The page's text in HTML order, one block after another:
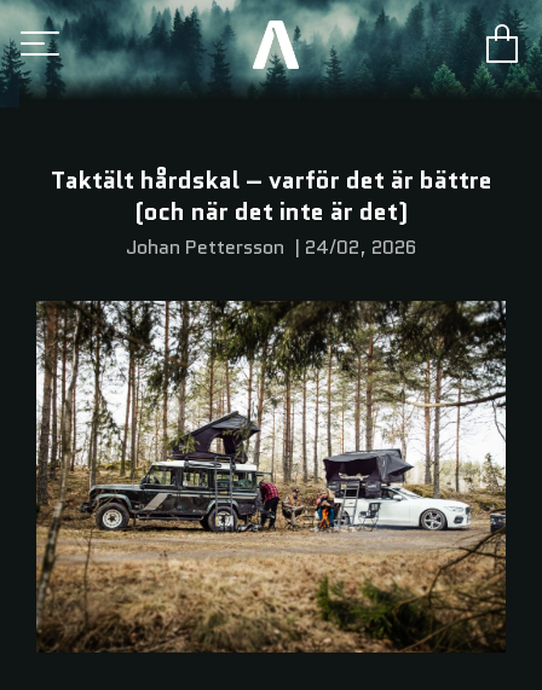
Taktält hårdskal – varför det är bättre
(och när det inte är det)
Johan Pettersson | 24/02, 2026